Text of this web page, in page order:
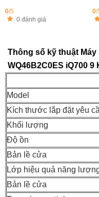
0/5
0 đánh giá
0/
Thông số kỹ thuật
WQ46B2C0ES iQ700 9
Model
Kích thước lắp đặt yêu
Khối lượng
Độ ồn
Bản lề cửa
Lớp hiệu quả năng
Bản lề cửa